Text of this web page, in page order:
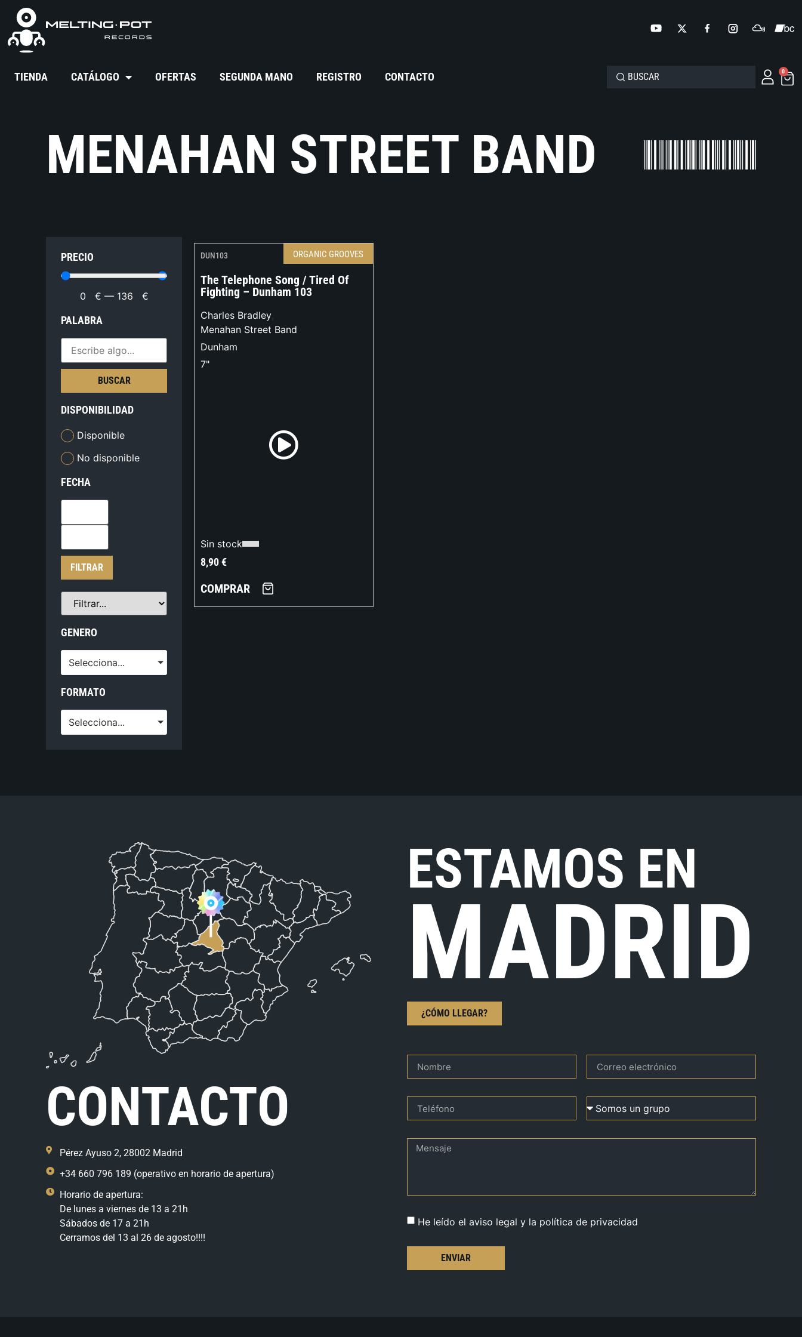
TIENDA CATÁLOGO OFERTAS SEGUNDA MANO REGISTRO CONTACTO 0
MENAHAN STREET BAND
PRECIO
0 € — 136 €
PALABRA
BUSCAR
DISPONIBILIDAD
Disponible
No disponible
FECHA
FILTRAR
GENERO
Selecciona...
FORMATO
Selecciona...
DUN103 ORGANIC GROOVES
The Telephone Song / Tired Of
Fighting – Dunham 103
Charles Bradley,
Menahan Street Band
Dunham
7"
Sin stock
8,90€
COMPRAR
CONTACTO
Pérez Ayuso 2, 28002 Madrid
+34 660 796 189 (operativo en horario de apertura)
Horario de apertura:
De lunes a viernes de 13 a 21h
Sábados de 17 a 21h
Cerramos del 13 al 26 de agosto!!!!
ESTAMOS EN
MADRID
¿CÓMO LLEGAR?
He leído el aviso legal y la política de privacidad
ENVIAR